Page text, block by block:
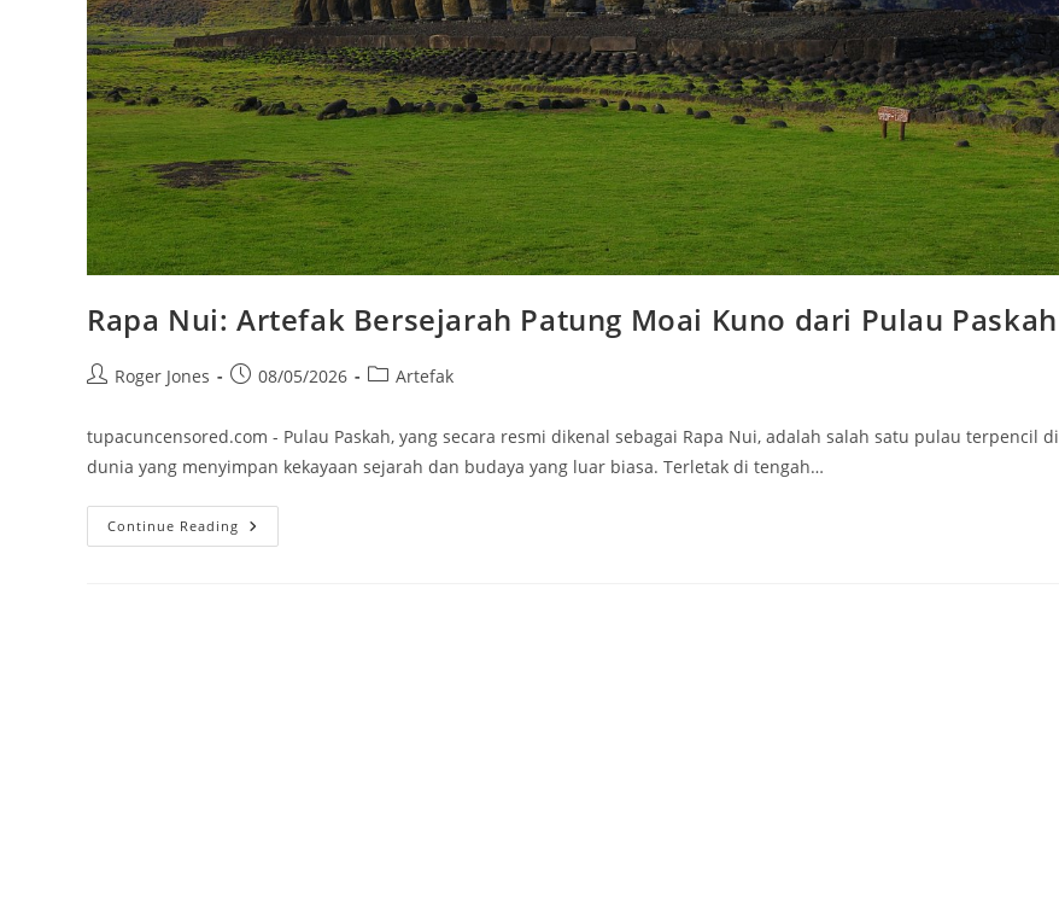
Rapa Nui: Artefak Bersejarah Patung Moai Kuno dari Pulau Paskah
PostRoger Jones
Post08/05/2026
PostArtefak
tupacuncensored.com - Pulau Paskah, yang secara resmi dikenal sebagai Rapa Nui, adalah salah satu pulau terpencil di
dunia yang menyimpan kekayaan sejarah dan budaya yang luar biasa. Terletak di tengah…
Continue Reading Rapa
Nui: